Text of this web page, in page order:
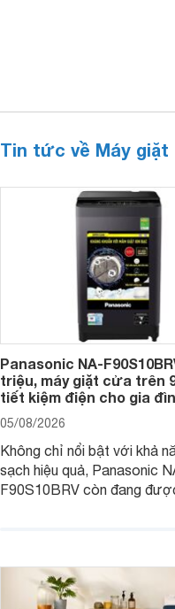
Tin tức về Máy giặt
Panasonic NA-
triệu, máy giặt cửa trên
tiết kiệm điện cho gia
05/08/2026
Không chỉ nổi bật với khả
sạch hiệu quả, Panasonic
F90S10BRV còn đang
giặt cửa trên 9kg.